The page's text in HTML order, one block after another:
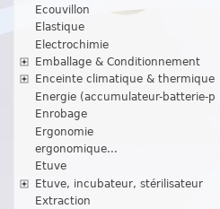
Ecouvillon
Elastique
Electrochimie
Emballage & Conditionnement
Enceinte climatique & thermique
Energie (accumulateur-batterie-p
Enrobage
Ergonomie
ergonomique...
Etuve
Etuve, incubateur, stérilisateur
Extraction